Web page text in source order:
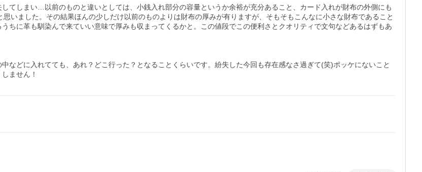
てしまい…以前のものと違いとしては、小銭入れ部分の容量というか余裕が充分あること、カード入れが財布の外側にも
いました。その結果ほんの少しだけ以前のものよりは財布の厚みが有りますが、そもそもこんなに小さな財布であること
ちに革も馴染んで来ていい意味で厚みも収まってくるかと。この値段でこの便利さとクオリティで文句などあるはずもあ
などに入れてても、あれ？どこ行った？となることくらいです。紛失した今回も存在感なさ過ぎて(笑)ポッケにないこと